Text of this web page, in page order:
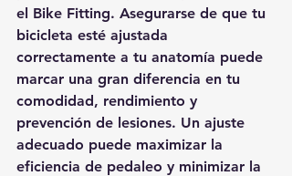
el Bike Fitting. Asegurarse de que tu
bicicleta esté ajustada
correctamente a tu anatomía puede
marcar una gran diferencia en tu
comodidad, rendimiento y
prevención de lesiones. Un ajuste
adecuado puede maximizar la
eficiencia de pedaleo y minimizar la